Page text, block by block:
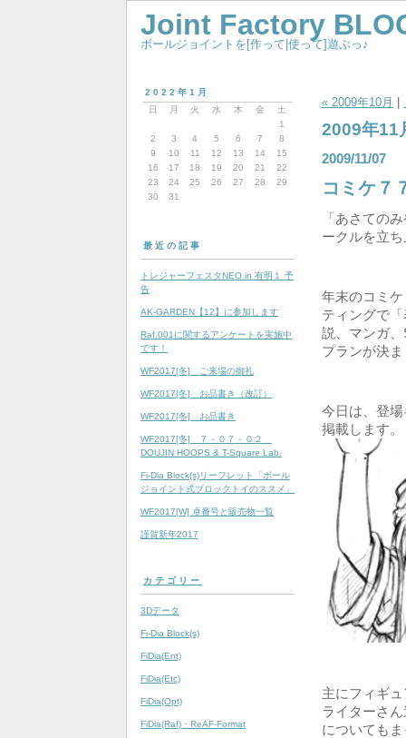
Joint Factory
ボールジョイントを[作って|使って]遊ぶっ♪
2022年1月
日
月 火 水 木 金
土
1
2
3 4 5 6 7
8
9
10 11 12 13 14
15
16
17 18 19 20 21
22
23
24 25 26 27 28
29
30
31
最近の記事
トレジャーフェスタNEO in 有明１ 予
告
AK-GARDEN【12】に参加します
Raf.001に関するアンケートを実施中
です！
WF2017[冬] ご来場の御礼
WF2017[冬] お品書き（改訂）
WF2017[冬] お品書き
WF2017[冬] ７－０７－０２
DOUJIN HOOPS & T-Square Lab.
Fi-Dia Block(s)リーフレット「ボール
ジョイント式ブロックトイのススメ」
WF2017[W] 卓番号と販売物一覧
謹賀新年2017
カテゴリー
3Dデータ
Fi-Dia Block(s)
FiDia(Ent)
FiDia(Etc)
FiDia(Opt)
FiDia(Raf)・ReAF-Format
« 2009年10月
2009年11
2009/11/07
コミケ７
「あさての
ークルを立
年末のコミ
ティングで
説、マンガ
プランが決
今日は、登
掲載します。
主にフィギ
ライターさ
についても